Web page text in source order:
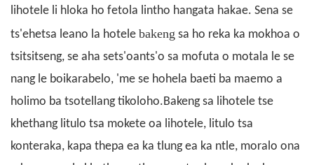
lihotele li hloka ho fetola lintho hangata hakae. Sena se
ts'ehetsa leano la hotele bakeng sa ho reka ka mokhoa o
tsitsitseng, se aha sets'oants'o sa mofuta o motala le se
nang le boikarabelo, 'me se hohela baeti ba maemo a
holimo ba tsotellang tikoloho.Bakeng sa lihotele tse
khethang litulo tsa mokete oa lihotele, litulo tsa
konteraka, kapa thepa ea ka tlung ea ka ntle, moralo ona